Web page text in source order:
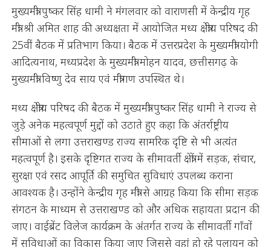
मुख्यमंत्री पुष्कर सिंह धामी ने मंगलवार को वाराणसी में केन्द्रीय गृह
मंत्री श्री अमित शाह की अध्यक्षता में आयोजित मध्य क्षेत्रीय परिषद की
25वीं बैठक में प्रतिभाग किया। बैठक में उत्तरप्रदेश के मुख्यमंत्री योगी
आदित्यनाथ, मध्यप्रदेश के मुख्यमंत्री मोहन यादव, छत्तीसगढ़ के
मुख्यमंत्री विष्णु देव साय एवं मंत्रीगण उपस्थित थे।
मध्य क्षेत्रीय परिषद की बैठक में मुख्यमंत्री पुष्कर सिंह धामी ने राज्य से
जुड़े अनेक महत्वपूर्ण मुद्दों को उठाते हुए कहा कि अंतर्राष्ट्रीय
सीमाओं से लगा उत्तराखण्ड राज्य सामरिक दृष्टि से भी अत्यंत
महत्वपूर्ण है। इसके दृष्टिगत राज्य के सीमावर्ती क्षेत्रों में सड़क, संचार,
सुरक्षा एवं रसद आपूर्ति की समुचित सुविधाएं उपलब्ध कराना
आवश्यक है। उन्होंने केन्द्रीय गृह मंत्री से आग्रह किया कि सीमा सड़क
संगठन के माध्यम से उत्तराखण्ड को और अधिक सहायता प्रदान की
जाए। वाईब्रेंट विलेज कार्यक्रम के अंतर्गत राज्य के सीमावर्ती गाँवों
में सुविधाओं का विकास किया जाए जिससे वहां हो रहे पलायन को